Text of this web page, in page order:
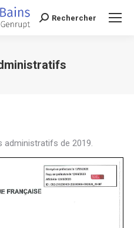
Recherche
Rechercher
administratifs de 2019.